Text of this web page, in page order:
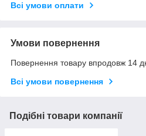
Всі умови оплати
Умови повернення
Повернення товару впродовж 14
Всі умови повернення
Подібні товари компанії